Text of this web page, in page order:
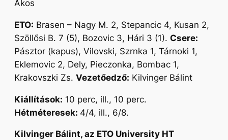
Ákos
ETO: Brasen – Nagy M. 2, Stepancic 4, Kusan 2,
Szöllősi B. 7 (5), Bozovic 3, Hári 3 (1). Csere:
Pásztor (kapus), Vilovski, Szrnka 1, Tárnoki 1,
Eklemovic 2, Dely, Pieczonka, Bombac 1,
Krakovszki Zs. Vezetőedző: Kilvinger Bálint
Kiállítások: 10 perc, ill., 10 perc.
Hétméteresek: 4/4, ill., 6/8.
Kilvinger Bálint, az ETO University HT